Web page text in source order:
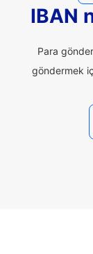
IBAN
Para
göndermek